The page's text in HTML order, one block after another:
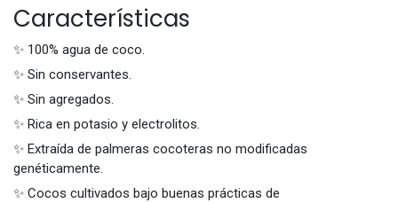
Características
✨ 100% agua de coco.
✨ Sin conservantes.
✨ Sin agregados.
✨ Rica en potasio y electrolitos.
✨ Extraída de palmeras cocoteras no modificadas
genéticamente.
✨ Cocos cultivados bajo buenas prácticas de